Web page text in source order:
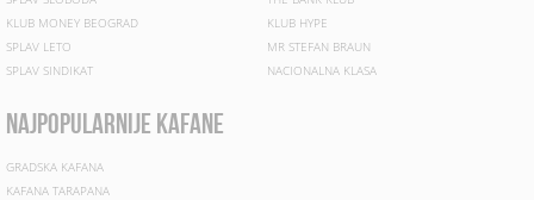
KLUB MONEY BEOGRAD
SPLAV LETO
SPLAV SINDIKAT
KLUB HYPE
MR STEFAN BRAUN
NACIONALNA KLASA
najpopularnije kafane
GRADSKA KAFANA
KAFANA TARAPANA